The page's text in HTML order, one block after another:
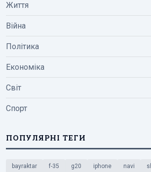
Життя
Війна
Політика
Економіка
Світ
Спорт
ПОПУЛЯРНІ ТЕГИ
bayraktar f-35 g20 iphone navi